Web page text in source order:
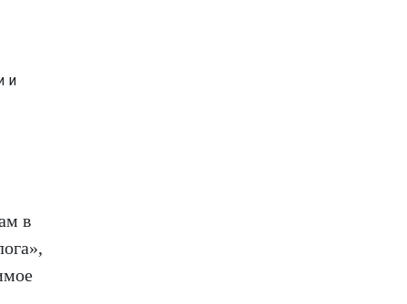
и
в